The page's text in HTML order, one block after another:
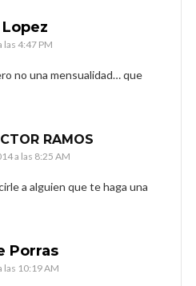
las 4:47 PM
no una mensualidad… que
RAMOS
a las 8:25 AM
a alguien que te haga una
Porras
las 10:19 AM